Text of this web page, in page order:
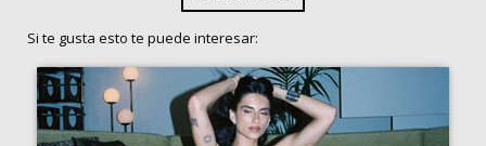
Si te gusta esto te puede interesar: